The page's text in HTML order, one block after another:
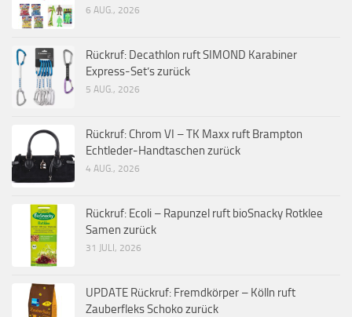
6 AUG., 2026
Rückruf: Decathlon ruft SIMOND Karabiner
Express-Set’s zurück
5 AUG., 2026
Rückruf: Chrom VI – TK Maxx ruft Brampton
Echtleder-Handtaschen zurück
4 AUG., 2026
Rückruf: Ecoli – Rapunzel ruft bioSnacky Rotklee
Samen zurück
31 JULI, 2026
UPDATE Rückruf: Fremdkörper – Kölln ruft
Zauberfleks Schoko zurück